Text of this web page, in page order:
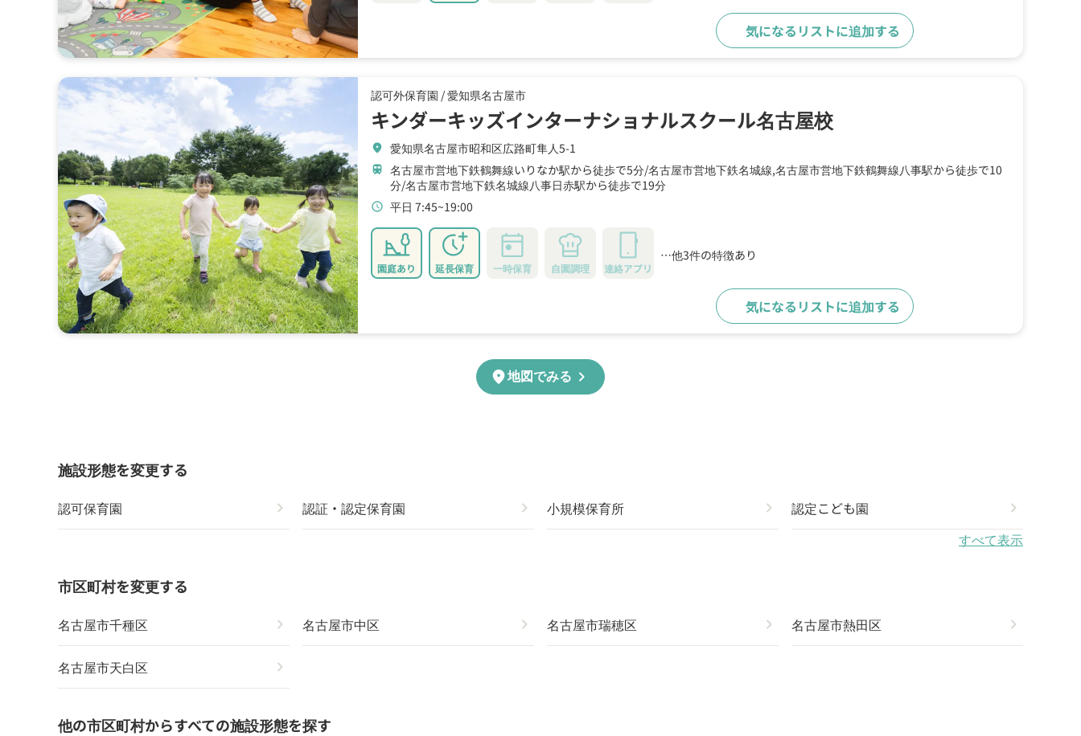
気になるリストに追加する
認可外保育園 /愛知県名古屋市
キンダーキッズインターナショナルスクール名古屋校
location_on 愛知県名古屋市昭和区広路町隼人5-1
train 名古屋市営地下鉄鶴舞線いりなか駅から徒歩で5分 名古屋市営地下鉄名城線,名古屋市営地下鉄鶴舞線八事駅から徒歩で10
分 名古屋市営地下鉄名城線八事日赤駅から徒歩で19分
schedule 平日 7:45~19:00
園庭あり 延長保育 一時保育 自園調理 連絡アプリ
…他3件の特徴あり
気になるリストに追加する
location_on地図でみる chevron_right
施設形態を変更する
認可保育園 chevron_right 認証・認定保育園 chevron_right 小規模保育所 chevron_right 認定こども園 chevron_right
すべて表示
市区町村を変更する
名古屋市千種区 chevron_right 名古屋市中区 chevron_right 名古屋市瑞穂区 chevron_right 名古屋市熱田区 chevron_right
名古屋市天白区 chevron_right
他の市区町村からすべての施設形態を探す